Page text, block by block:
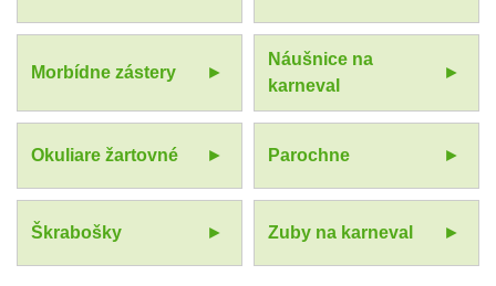
Morbídne zástery
Náušnice na
karneval
Okuliare žartovné Parochne
Škrabošky Zuby na karneval